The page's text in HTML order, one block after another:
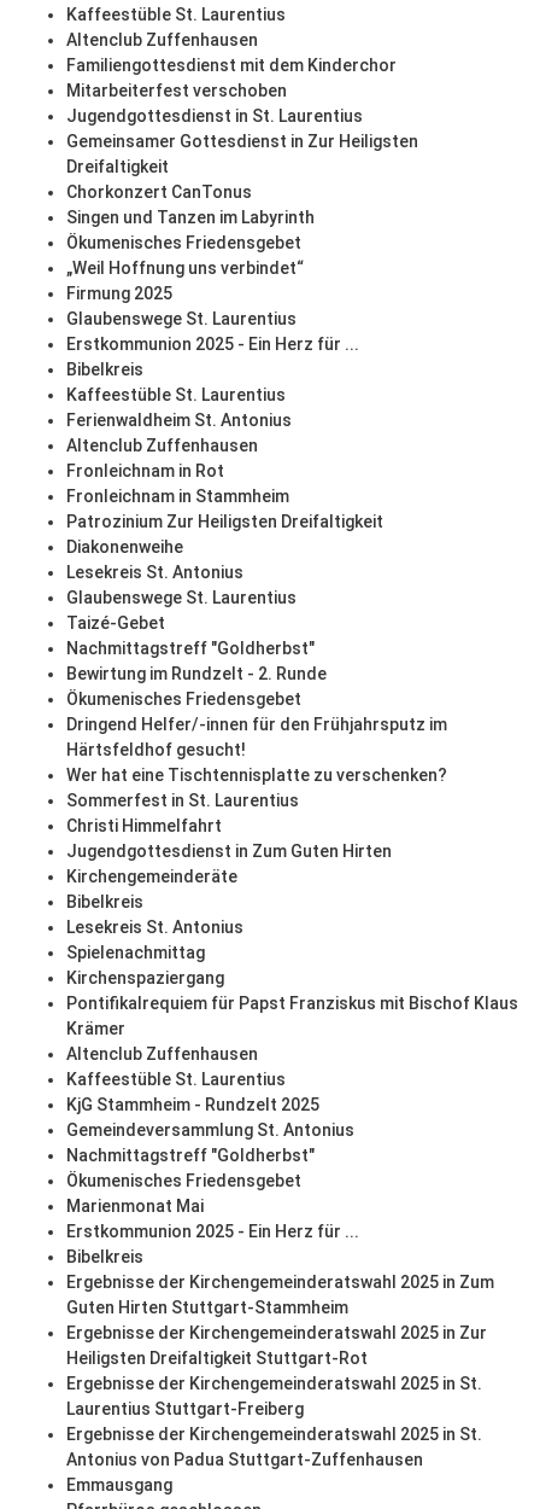
Kaffeestüble St. Laurentius
Altenclub Zuffenhausen
Familiengottesdienst mit dem Kinderchor
Mitarbeiterfest verschoben
Jugendgottesdienst in St. Laurentius
Gemeinsamer Gottesdienst in Zur Heiligsten
Dreifaltigkeit
Chorkonzert CanTonus
Singen und Tanzen im Labyrinth
Ökumenisches Friedensgebet
„Weil Hoffnung uns verbindet“
Firmung 2025
Glaubenswege St. Laurentius
Erstkommunion 2025 - Ein Herz für ...
Bibelkreis
Kaffeestüble St. Laurentius
Ferienwaldheim St. Antonius
Altenclub Zuffenhausen
Fronleichnam in Rot
Fronleichnam in Stammheim
Patrozinium Zur Heiligsten Dreifaltigkeit
Diakonenweihe
Lesekreis St. Antonius
Glaubenswege St. Laurentius
Taizé-Gebet
Nachmittagstreff "Goldherbst"
Bewirtung im Rundzelt - 2. Runde
Ökumenisches Friedensgebet
Dringend Helfer/-innen für den Frühjahrsputz im
Härtsfeldhof gesucht!
Wer hat eine Tischtennisplatte zu verschenken?
Sommerfest in St. Laurentius
Christi Himmelfahrt
Jugendgottesdienst in Zum Guten Hirten
Kirchengemeinderäte
Bibelkreis
Lesekreis St. Antonius
Spielenachmittag
Kirchenspaziergang
Pontifikalrequiem für Papst Franziskus mit Bischof Klaus
Krämer
Altenclub Zuffenhausen
Kaffeestüble St. Laurentius
KjG Stammheim - Rundzelt 2025
Gemeindeversammlung St. Antonius
Nachmittagstreff "Goldherbst"
Ökumenisches Friedensgebet
Marienmonat Mai
Erstkommunion 2025 - Ein Herz für ...
Bibelkreis
Ergebnisse der Kirchengemeinderatswahl 2025 in Zum
Guten Hirten Stuttgart-Stammheim
Ergebnisse der Kirchengemeinderatswahl 2025 in Zur
Heiligsten Dreifaltigkeit Stuttgart-Rot
Ergebnisse der Kirchengemeinderatswahl 2025 in St.
Laurentius Stuttgart-Freiberg
Ergebnisse der Kirchengemeinderatswahl 2025 in St.
Antonius von Padua Stuttgart-Zuffenhausen
Emmausgang